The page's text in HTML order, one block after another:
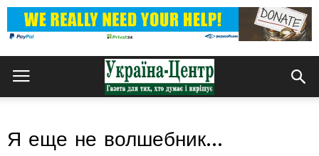
Я еще не волшебник…